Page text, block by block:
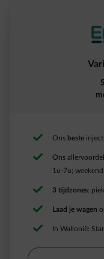
Ons beste
Ons
1u-7u;
3 tijdzones:
Laad je wagen
In Wallonië: